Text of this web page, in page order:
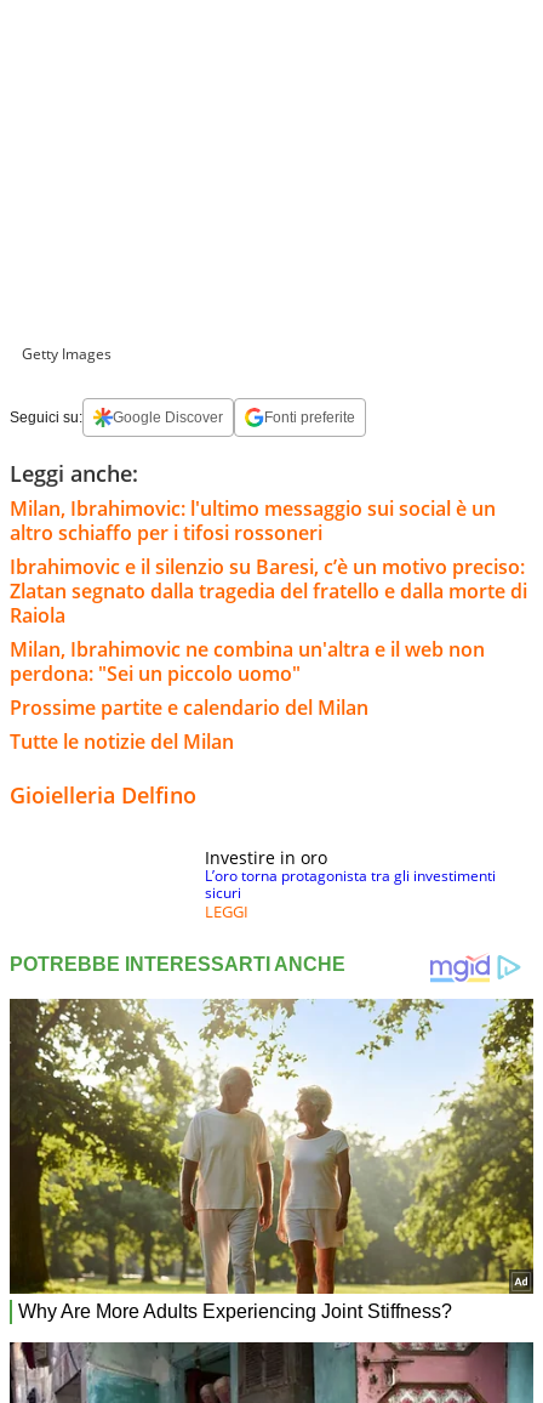
Getty Images
Seguici su: Google Discover Fonti preferite
Leggi anche:
Milan, Ibrahimovic: l'ultimo messaggio sui social è un
altro schiaffo per i tifosi rossoneri
Ibrahimovic e il silenzio su Baresi, c’è un motivo preciso:
Zlatan segnato dalla tragedia del fratello e dalla morte di
Raiola
Milan, Ibrahimovic ne combina un'altra e il web non
perdona: "Sei un piccolo uomo"
Prossime partite e calendario del Milan
Tutte le notizie del Milan
Gioielleria Delfino
Investire in oro
L’oro torna protagonista tra gli investimenti
sicuri
LEGGI